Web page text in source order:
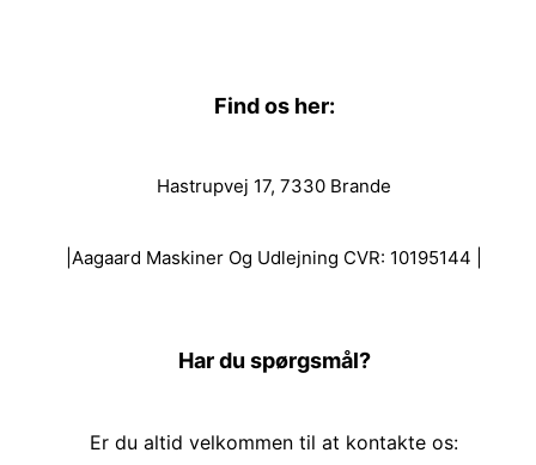
Find os her:
Hastrupvej 17, 7330 Brande
|Aagaard Maskiner Og Udlejning CVR: 10195144 |
Har du spørgsmål?
Er du altid velkommen til at kontakte os: